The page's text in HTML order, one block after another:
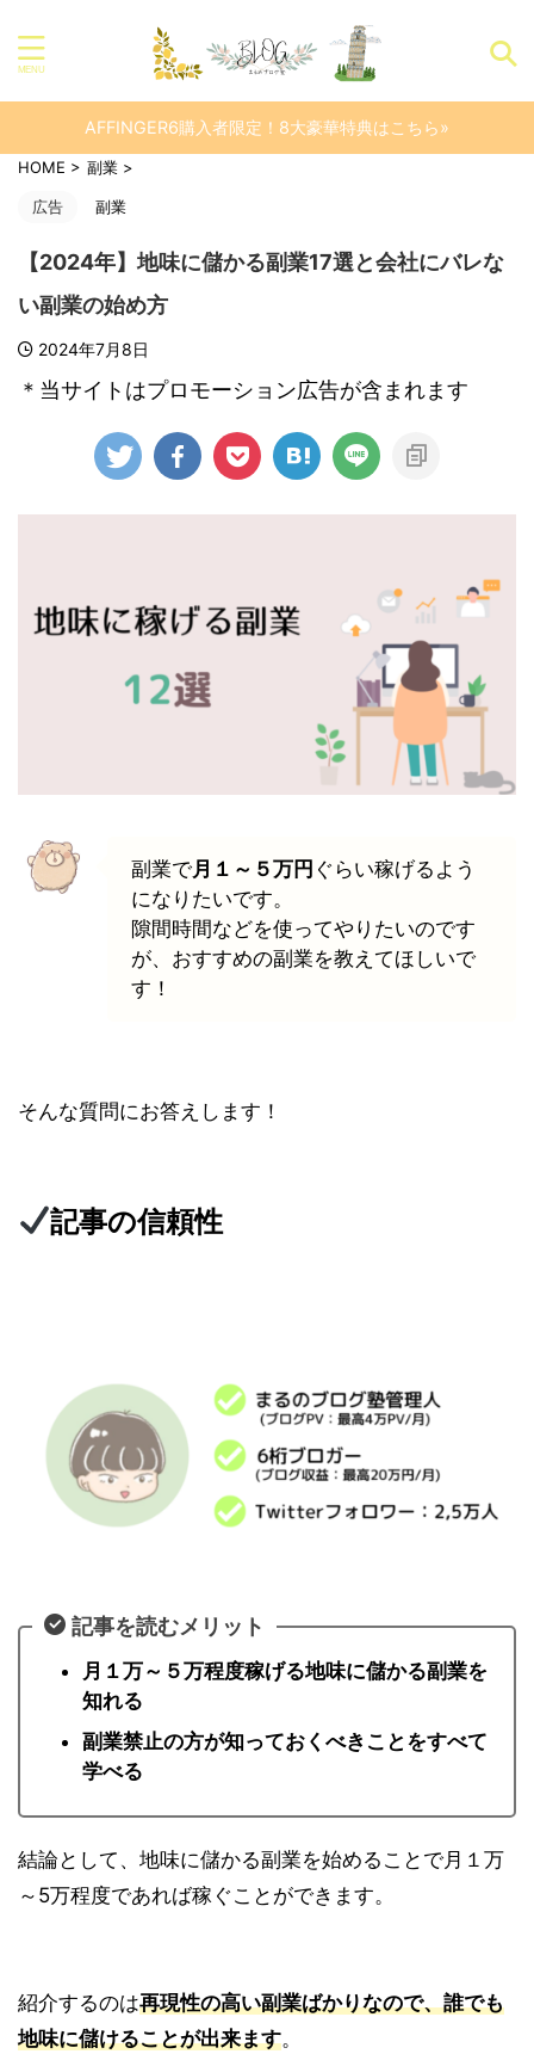
AFFINGER6購入者限定！8大豪華特典はこちら»
HOME > 副業 >
広告 副業
【2024年】地味に儲かる副業17選と会社にバレな
い副業の始め方
2024年7月8日
＊当サイトはプロモーション広告が含まれます
副業で月１～５万円 ぐらい稼げるよう
になりたいです。
隙間時間などを使ってやりたいのです
が、おすすめの副業を教えてほしいで
す！
そんな質問にお答えします！
記事の信頼性
記事を読むメリット
月１万～５万程度稼げる地味に儲かる副業を
知れる
副業禁止の方が知っておくべきことをすべて
学べる
結論として、地味に儲かる副業を始めることで月１万
～5万程度であれば稼ぐことができます。
紹介するのは再現性の高い副業ばかりなので、誰でも
地味に儲けることが出来ます。